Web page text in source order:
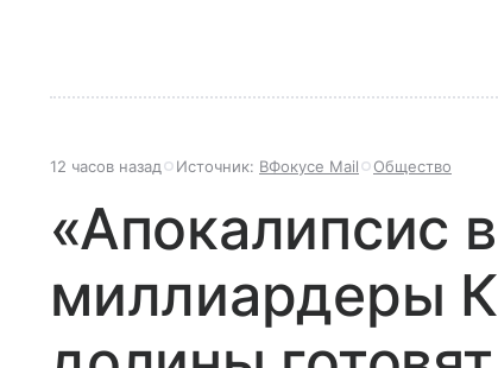
12 часов назад Источник: ВФокусе Mail Общество
«Апокалипсис
миллиардеры